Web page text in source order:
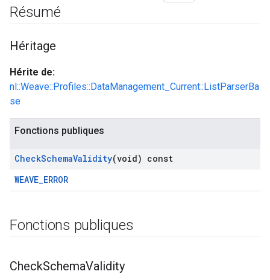
Résumé
Héritage
Hérite de:
nl::Weave::Profiles::DataManagement_Current::ListParserBa
se
Fonctions publiques
CheckSchemaValidity(void) const
WEAVE_ERROR
Fonctions publiques
CheckSchemaValidity